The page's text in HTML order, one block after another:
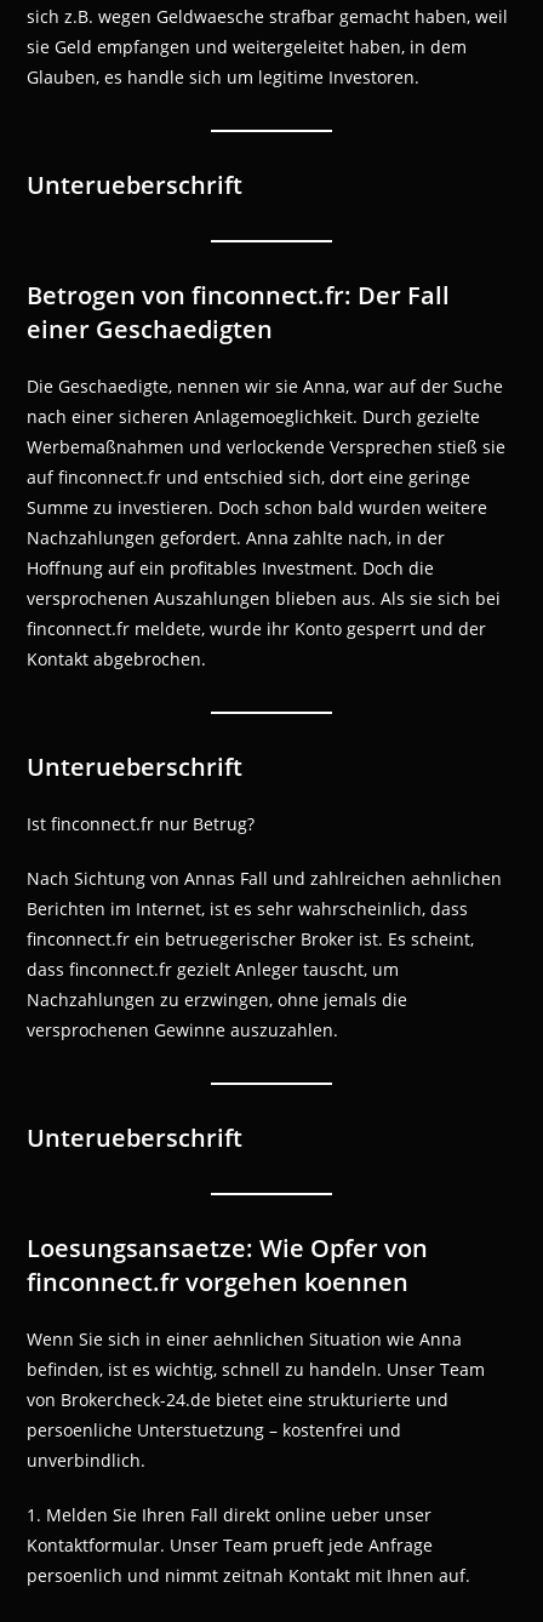
sich z.B. wegen Geldwaesche strafbar gemacht haben, weil
sie Geld empfangen und weitergeleitet haben, in dem
Glauben, es handle sich um legitime Investoren.
Unterueberschrift
Betrogen von finconnect.fr: Der Fall
einer Geschaedigten
Die Geschaedigte, nennen wir sie Anna, war auf der Suche
nach einer sicheren Anlagemoeglichkeit. Durch gezielte
Werbemaßnahmen und verlockende Versprechen stieß sie
auf finconnect.fr und entschied sich, dort eine geringe
Summe zu investieren. Doch schon bald wurden weitere
Nachzahlungen gefordert. Anna zahlte nach, in der
Hoffnung auf ein profitables Investment. Doch die
versprochenen Auszahlungen blieben aus. Als sie sich bei
finconnect.fr meldete, wurde ihr Konto gesperrt und der
Kontakt abgebrochen.
Unterueberschrift
Ist finconnect.fr nur Betrug?
Nach Sichtung von Annas Fall und zahlreichen aehnlichen
Berichten im Internet, ist es sehr wahrscheinlich, dass
finconnect.fr ein betruegerischer Broker ist. Es scheint,
dass finconnect.fr gezielt Anleger tauscht, um
Nachzahlungen zu erzwingen, ohne jemals die
versprochenen Gewinne auszuzahlen.
Unterueberschrift
Loesungsansaetze: Wie Opfer von
finconnect.fr vorgehen koennen
Wenn Sie sich in einer aehnlichen Situation wie Anna
befinden, ist es wichtig, schnell zu handeln. Unser Team
von Brokercheck-24.de bietet eine strukturierte und
persoenliche Unterstuetzung – kostenfrei und
unverbindlich.
1. Melden Sie Ihren Fall direkt online ueber unser
Kontaktformular. Unser Team prueft jede Anfrage
persoenlich und nimmt zeitnah Kontakt mit Ihnen auf.